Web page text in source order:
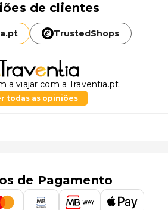
de clientes
pt TrustedShops
a viajar com a Traventia.pt
todas as opiniões
de Pagamento